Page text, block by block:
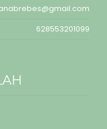
628553201099